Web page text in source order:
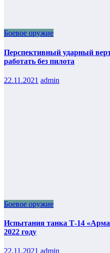
Боевое оружие
Перспективный ударный
работать без пилота
22.11.2021 admin
Боевое оружие
Испытания танка Т-14
2022 году
22.11.2021 admin